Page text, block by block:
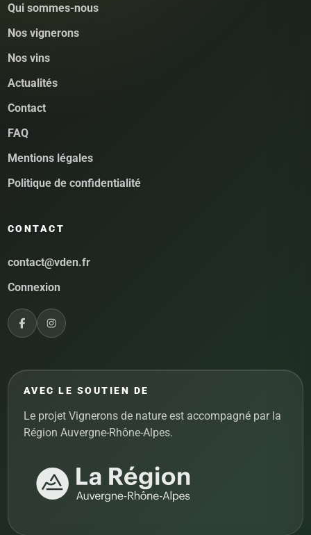
Qui sommes-nous
Nos vignerons
Nos vins
Actualités
Contact
FAQ
Mentions légales
Politique de confidentialité
CONTACT
contact@vden.fr
Connexion
AVEC LE SOUTIEN DE
Le projet Vignerons de nature est accompagné par la
Région Auvergne-Rhône-Alpes.